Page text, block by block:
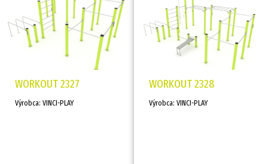
WORKOUT 2327
Výrobca: VINCI-PLAY
WORKOUT 2328
Výrobca: VINCI-PLAY